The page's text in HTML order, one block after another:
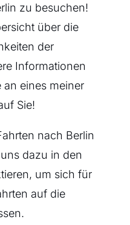
zu besuchen!
über die
der
Informationen
eines meiner
Sie!
nach Berlin
dazu in den
um sich für
auf die